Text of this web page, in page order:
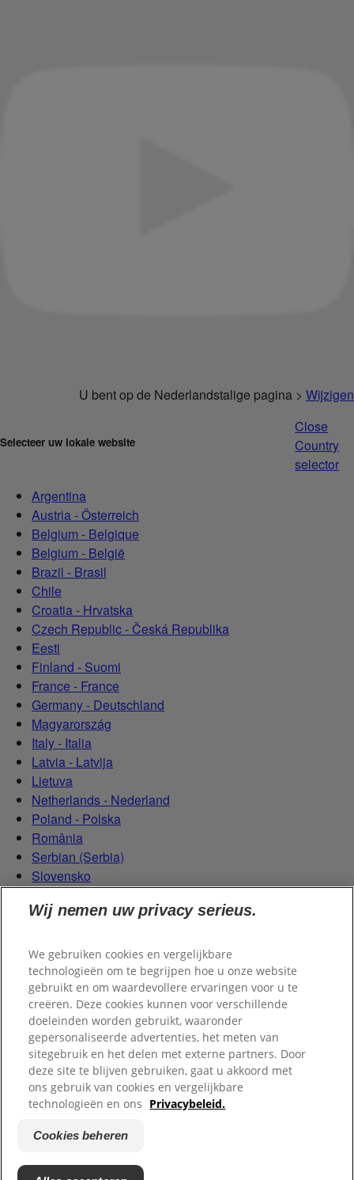
U bent op de Nederlandstalige pagina > Wijzigen
Selecteer uw lokale website
Close
Country
selector
Argentina
Austria - Österreich
Belgium - Belgique
Belgium - België
Brazil - Brasil
Chile
Croatia - Hrvatska
Czech Republic - Česká Republika
Eesti
Finland - Suomi
France - France
Germany - Deutschland
Magyarország
Italy - Italia
Latvia - Latvija
Lietuva
Netherlands - Nederland
Poland - Polska
România
Serbian (Serbia)
Slovensko
Switzerland (Schweiz)
© 2026 Colgate-Palmolive Company.
Wettelijke Kennisgeving Persoonlijke Gegevens
Wij nemen uw privacy serieus.
We gebruiken cookies en vergelijkbare
technologieën om te begrijpen hoe u onze website
gebruikt en om waardevollere ervaringen voor u te
creëren. Deze cookies kunnen voor verschillende
doeleinden worden gebruikt, waaronder
gepersonaliseerde advertenties, het meten van
sitegebruik en het delen met externe partners. Door
deze site te blijven gebruiken, gaat u akkoord met
ons gebruik van cookies en vergelijkbare
technologieën en ons Privacybeleid.
Cookies beheren